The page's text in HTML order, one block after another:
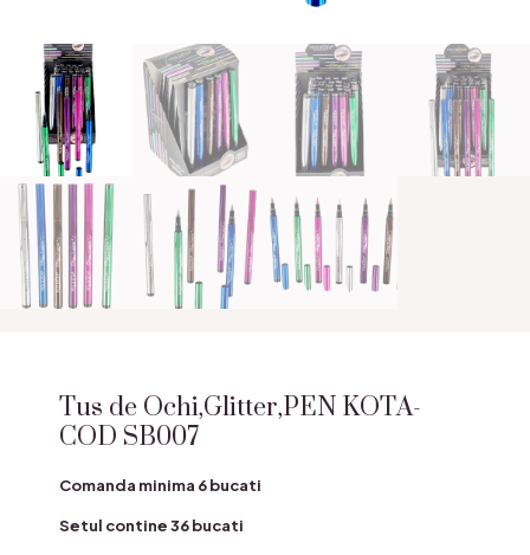
Tus de Ochi,Glitter,PEN KOTA-
COD SB007
Comanda minima 6 bucati
Setul contine 36 bucati